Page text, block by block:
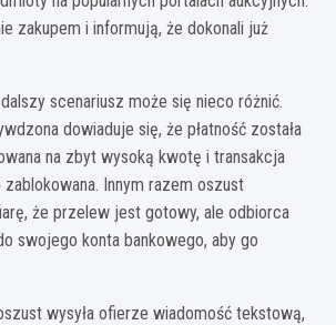
zakupem i informują, że dokonali już
scenariusz może się nieco różnić.
dowiaduje się, że płatność została
na zbyt wysoką kwotę i transakcja
Innym razem oszust
że przelew jest gotowy, ale odbiorca
swojego konta bankowego, aby go
wysyła ofierze wiadomość tekstową,